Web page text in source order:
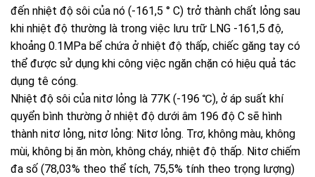
đến nhiệt độ sôi của nó (-161,5 ° C) trở thành chất lỏng sau
khi nhiệt độ thường là trong việc lưu trữ LNG -161,5 độ,
khoảng 0.1MPa bể chứa ở nhiệt độ thấp, chiếc găng tay có
thể được sử dụng khi công việc ngăn chặn có hiệu quả tác
dụng tê cóng.
Nhiệt độ sôi của nitơ lỏng là 77K (-196 ℃), ở áp suất khí
quyển bình thường ở nhiệt độ dưới âm 196 độ C sẽ hình
thành nitơ lỏng, nitơ lỏng: Nitơ lỏng. Trơ, không màu, không
mùi, không bị ăn mòn, không cháy, nhiệt độ thấp. Nitơ chiếm
đa số (78,03% theo thể tích, 75,5% tính theo trọng lượng)